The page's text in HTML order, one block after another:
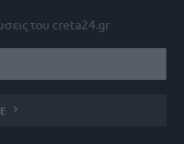
του creta24.gr